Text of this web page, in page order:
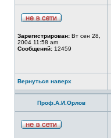
Зарегистрирован: Вт сен 28,
2004 11:58 am
Сообщений: 12459
Вернуться наверх
Проф.А.И.Орлов